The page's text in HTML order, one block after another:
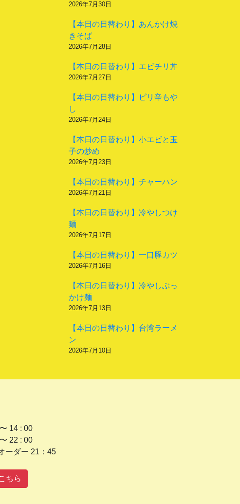
2026年7月30日
【本日の日替わり】あんかけ焼
きそば
2026年7月28日
【本日の日替わり】エビチリ丼
2026年7月27日
【本日の日替わり】ピリ辛もや
し
2026年7月24日
【本日の日替わり】小エビと玉
子の炒め
2026年7月23日
【本日の日替わり】チャーハン
2026年7月21日
【本日の日替わり】冷やしつけ
麺
2026年7月17日
【本日の日替わり】一口豚カツ
2026年7月16日
【本日の日替わり】冷やしぶっ
かけ麺
2026年7月13日
【本日の日替わり】台湾ラーメ
ン
2026年7月10日
14 : 00
22 : 00
ー 21：45
水曜
ちら